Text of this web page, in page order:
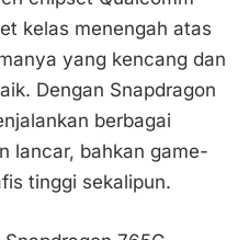
kelas menengah atas
yang kencang dan
Dengan Snapdragon
berbagai
lancar, bahkan game-
tinggi sekalipun.